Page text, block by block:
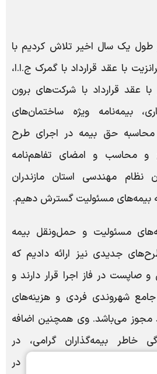
یک سال اخیر تلاش کردیم با
با عقد قرارداد با گمرک ج.ا.ا،
با عقد قرارداد با شرکت‌های برون
بیمه‌نامه‌ ویژه ساختمان‌های
محاسبه حق بیمه در اجرای طرح
و محاسب و امضای تفاهم‌نامه
نظام مهندسی استان مازندران
بیمه‌های مسئولیت گسترش دهیم.
مسئولیت و حمل‌ونقل بیمه
جدیدی نیز ارائه دادیم که
صا‌پست در فاز اجرا قرار دارند و
شهروندی فردی و هزینه‌های
مجوز می‌باشد. وی همچنین اضافه
خاطر بیمه‌گذاران گرامی، در
تلاش شده شاخص سهولت در